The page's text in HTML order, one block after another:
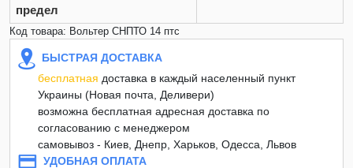
предел
Код товара: Вольтер СНПТО 14 птс
БЫСТРАЯ ДОСТАВКА
бесплатная доставка в каждый населенный пункт
Украины (Новая почта, Деливери)
возможна бесплатная адресная доставка по
согласованию с менеджером
самовывоз - Киев, Днепр, Харьков, Одесса, Львов
УДОБНАЯ ОПЛАТА